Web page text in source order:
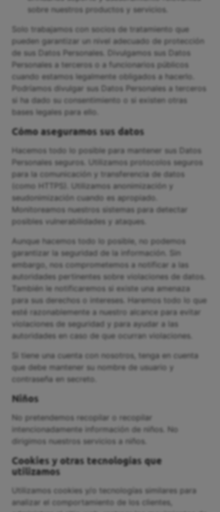
sobre nuestros productos y servicios.
Solo trabajamos con socios de tratamiento que
pueden garantizar un nivel adecuado de protección
de sus Datos Personales. Divulgamos sus Datos
Personales a terceros o a funcionarios públicos
cuando estamos legalmente obligados a hacerlo.
Podríamos divulgar sus Datos Personales a terceros
si ha dado su consentimiento o si existen otras
bases legales para ello.
Cómo aseguramos sus datos
Hacemos todo lo posible para mantener sus Datos
Personales seguros. Utilizamos protocolos seguros
para la comunicación y transferencia de datos
(como HTTPS). Utilizamos anonimización y
seudonimización cuando es apropiado.
Monitoreamos nuestros sistemas para detectar
posibles vulnerabilidades y ataques.
Aunque hacemos todo lo posible, no podemos
garantizar la seguridad de la información. Sin
embargo, nos comprometemos a notificar a las
autoridades pertinentes sobre violaciones de datos.
También le notificaremos si existe una amenaza
para sus derechos o intereses. Haremos todo lo que
esté razonablemente a nuestro alcance para evitar
violaciones de seguridad y para ayudar a las
autoridades en caso de que ocurran violaciones.
Si tiene una cuenta con nosotros, tenga en cuenta
que debe mantener su nombre de usuario y
contraseña en secreto.
Niños
No pretendemos recopilar o recopilar
intencionadamente información de niños. No
dirigimos nuestros servicios a niños.
Cookies y otras tecnologías que
utilizamos
Utilizamos cookies y/o tecnologías similares para
analizar el comportamiento de los clientes,